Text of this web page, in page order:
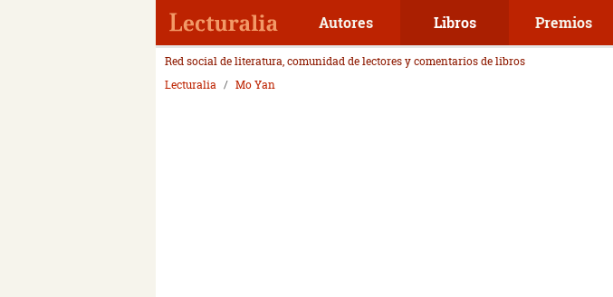
Autores Libros Premios
Red social de literatura, comunidad de lectores y comentarios de libros
Lecturalia
Mo Yan